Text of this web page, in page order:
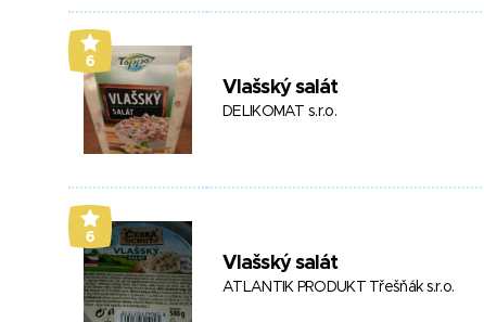
6
Vlašský salát
DELIKOMAT s.r.o.
6
Vlašský salát
ATLANTIK PRODUKT Třešňák s.r.o.